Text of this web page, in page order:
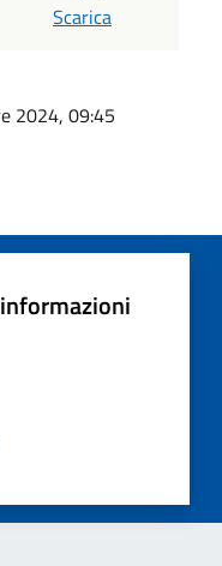
Scarica
2024, 09:45